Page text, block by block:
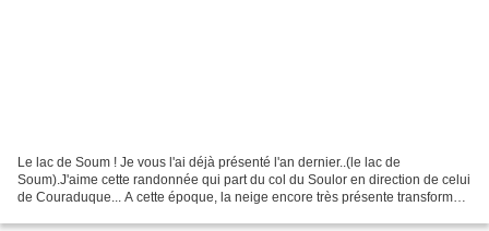
Le lac de Soum ! Je vous l'ai déjà présenté l'an dernier..(le lac de
Soum).J'aime cette randonnée qui part du col du Soulor en direction de celui
de Couraduque... A cette époque, la neige encore très présente transforme